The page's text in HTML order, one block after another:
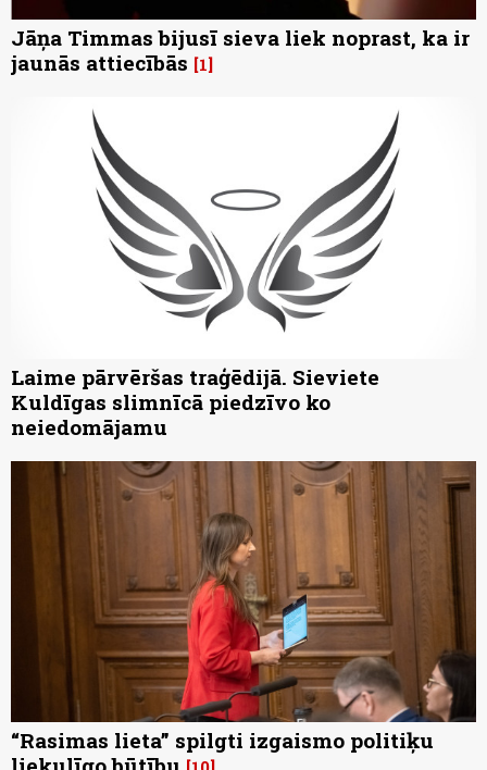
Jāņa Timmas bijusī sieva liek noprast, ka ir
jaunās attiecībās 1
Laime pārvēršas traģēdijā. Sieviete
Kuldīgas slimnīcā piedzīvo ko
neiedomājamu
“Rasimas lieta” spilgti izgaismo politiķu